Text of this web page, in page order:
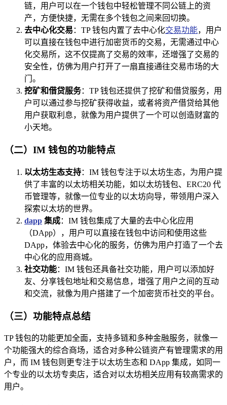
链，用户可以在一个钱包中轻松管理不同公链上的资
产，方便快捷，无需在多个钱包之间来回切换。
去中心化交易 ：TP 钱包内置了去中心化交易功能，用户
可以直接在钱包中进行加密货币的交易，无需通过中心
化交易所，这不仅提高了交易的效率，还增强了交易的
安全性，仿佛为用户打开了一扇直接通往交易市场的大
门。
挖矿和借贷服务：TP 钱包还提供了挖矿和借贷服务，用
户可以通过参与挖矿获得收益，或者将资产借贷给其他
用户获取利息，就像为用户提供了一个可以创造财富的
小天地。
（二）IM 钱包的功能特点
以太坊生态支持：IM 钱包专注于以太坊生态，为用户提
供了丰富的以太坊相关功能，如以太坊钱包、ERC20 代
币管理等，就像一位专业的以太坊向导，带领用户深入
探索以太坊的世界。
dapp 集成：IM 钱包集成了大量的去中心化应用
（DApp），用户可以直接在钱包中访问和使用这些
DApp，体验去中心化的服务，仿佛为用户打造了一个去
中心化的应用商城。
社交功能：IM 钱包还具备社交功能，用户可以添加好
友、分享钱包地址和交易信息，增强了用户之间的互动
和交流，就像为用户搭建了一个加密货币社交的平台。
（三）功能特点总结
TP 钱包的功能更加全面，支持多链和多种金融服务，就像一
个功能强大的综合商场，适合对多种公链资产有管理需求的用
户，而 IM 钱包则更专注于以太坊生态和 DApp 集成，如同一
个专业的以太坊专卖店，适合对以太坊相关应用有较高需求的
用户。